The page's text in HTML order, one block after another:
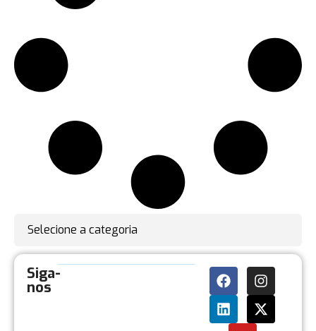
Selecione a categoria
Siga-
nos